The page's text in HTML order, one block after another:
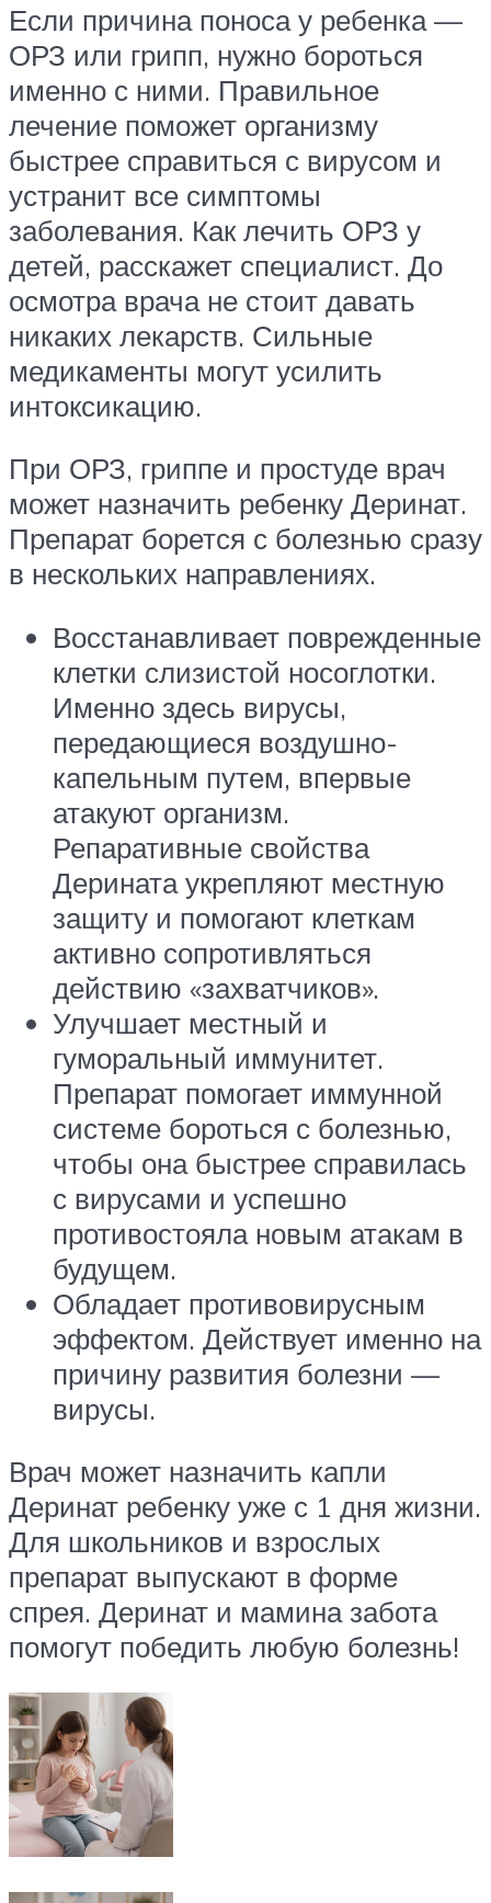
Если причина поноса у ребенка —
ОРЗ или грипп, нужно бороться
именно с ними. Правильное
лечение поможет организму
быстрее справиться с вирусом и
устранит все симптомы
заболевания. Как лечить ОРЗ у
детей, расскажет специалист. До
осмотра врача не стоит давать
никаких лекарств. Сильные
медикаменты могут усилить
интоксикацию.
При ОРЗ, гриппе и простуде врач
может назначить ребенку Деринат.
Препарат борется с болезнью сразу
в нескольких направлениях.
Восстанавливает поврежденные
клетки слизистой носоглотки.
Именно здесь вирусы,
передающиеся воздушно-
капельным путем, впервые
атакуют организм.
Репаративные свойства
Дерината укрепляют местную
защиту и помогают клеткам
активно сопротивляться
действию «захватчиков».
Улучшает местный и
гуморальный иммунитет.
Препарат помогает иммунной
системе бороться с болезнью,
чтобы она быстрее справилась
с вирусами и успешно
противостояла новым атакам в
будущем.
Обладает противовирусным
эффектом. Действует именно на
причину развития болезни —
вирусы.
Врач может назначить капли
Деринат ребенку уже с 1 дня жизни.
Для школьников и взрослых
препарат выпускают в форме
спрея. Деринат и мамина забота
помогут победить любую болезнь!